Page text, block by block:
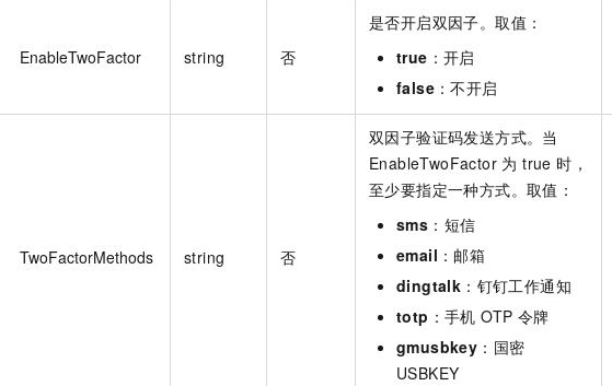
EnableTwoFactor string 否
是否开启双因子。取值：
true ：开启
false ：不开启
TwoFactorMethods string 否
双因子验证码发送方式。当
EnableTwoFactor 为 true 时，
至少要指定一种方式。取值：
sms ：短信
email ：邮箱
dingtalk ：钉钉工作通知
totp ：手机 OTP 令牌
gmusbkey ：国密
USBKEY